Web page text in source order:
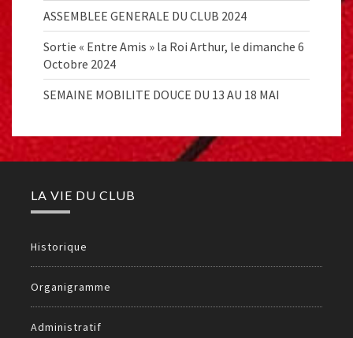
ASSEMBLEE GENERALE DU CLUB 2024
Sortie « Entre Amis » la Roi Arthur, le dimanche 6
Octobre 2024
SEMAINE MOBILITE DOUCE DU 13 AU 18 MAI
LA VIE DU CLUB
Historique
Organigramme
Administratif